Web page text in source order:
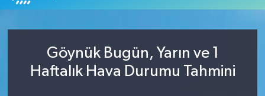
Göynük Bugün, Yarın ve 1
Haftalık Hava Durumu Tahmini
Süper Lig Puan Durumu ve Fikstür